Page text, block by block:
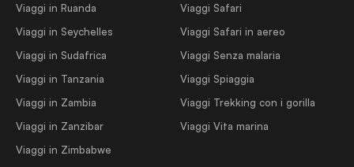
Viaggi in Ruanda
Viaggi in Seychelles
Viaggi in Sudafrica
Viaggi in Tanzania
Viaggi in Zambia
Viaggi in Zanzibar
Viaggi in Zimbabwe
Viaggi Safari
Viaggi Safari in aereo
Viaggi Senza malaria
Viaggi Spiaggia
Viaggi Trekking con i gorilla
Viaggi Vita marina